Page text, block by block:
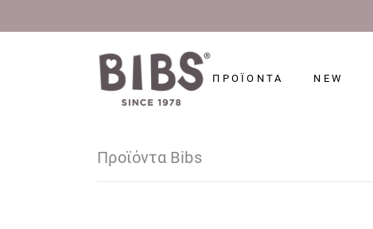
ΠΡΟΪΟΝΤΑ NEW
Προϊόντα Bibs